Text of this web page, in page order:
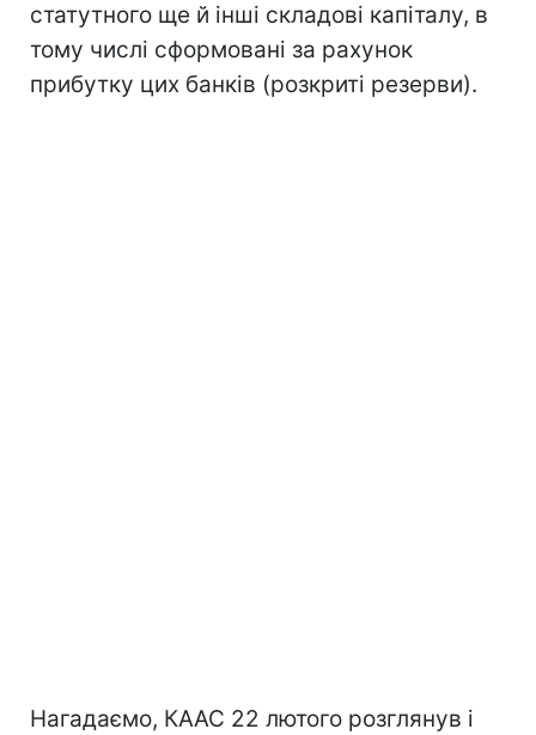
статутного ще й інші складові капіталу, в
тому числі сформовані за рахунок
прибутку цих банків (розкриті резерви).
Нагадаємо, КААС 22 лютого розглянув і